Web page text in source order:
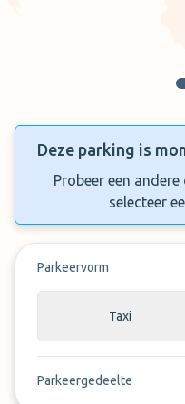
Deze parking is
Probeer een
selecteer
Parkeervorm
Taxi
Parkeergedeelte